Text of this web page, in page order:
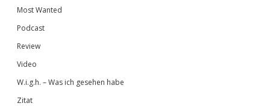
Most Wanted
Podcast
Review
Video
W.i.g.h. – Was ich gesehen habe
Zitat